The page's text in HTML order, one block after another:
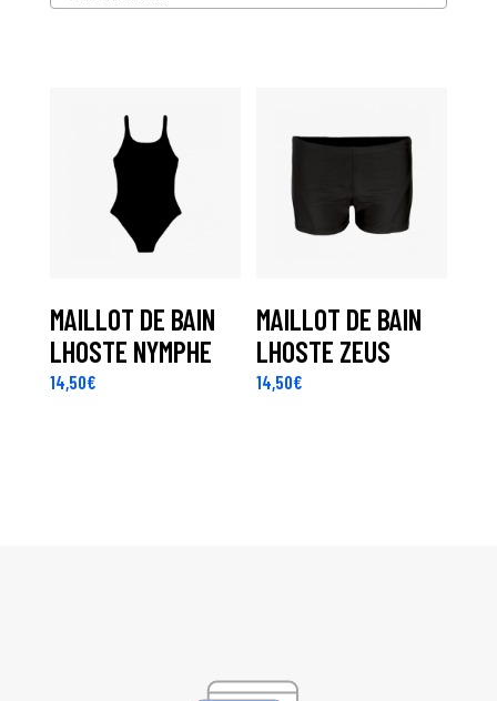
MAILLOT DE BAIN
LHOSTE NYMPHE
14,50€
MAILLOT DE BAIN
LHOSTE ZEUS
14,50€